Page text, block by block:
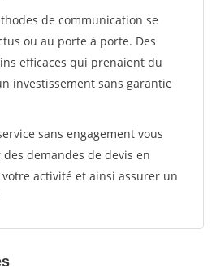
de communication se
ou au porte à porte. Des
efficaces qui prenaient du
investissement sans garantie
sans engagement vous
demandes de devis en
activité et ainsi assurer un